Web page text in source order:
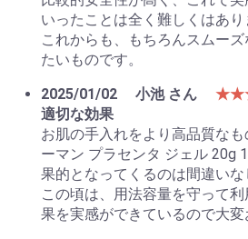
いったことは全く難しくはあり
これからも、もちろんスムー
たいものです。
2025/01/02
小池 さん
適切な効果
お肌の手入れをより高品質な
ーマン プラセンタ ジェル 20g
果的となってくるのは間違いな
この頃は、用法容量を守って
果を実感ができているので大変